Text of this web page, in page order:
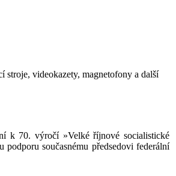
stroje, videokazety, magnetofony a další
k 70. výročí »Velké říjnové socialistické
současnému předsedovi federální